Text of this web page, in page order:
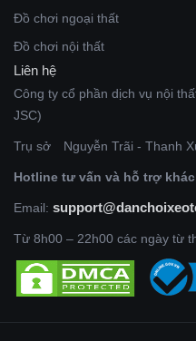
Đồ chơi ngoại thất
Đồ chơi nội thất
Liên hệ
Công ty cổ phần dịch vụ nội
JSC)
Trụ sở Nguyễn Trãi - Thanh
Hotline tư vấn và hỗ trợ
Email:
Từ 8h00 – 22h00 các ngày từ